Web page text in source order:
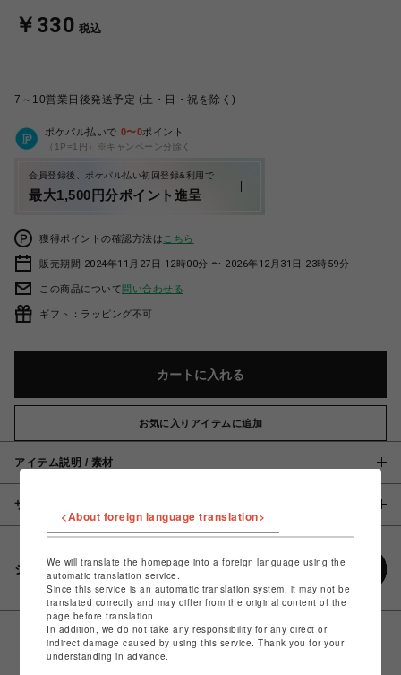
￥330 税込
7～10営業日後発送予定 (土・日・祝を除く)
ポケパル払いで 0〜0ポイント
（1P=1円）※キャンペーン分除く
会員登録後、ポケパル払い初回登録&利用で
最大1,500円分ポイント進呈
獲得ポイントの確認方法は こちら
販売期間 2024年11月27日 12時00分 〜 2026年12月31日 23時59分
この商品について問い合わせる
ギフト：ラッピング不可
カートに入れる
お気に入りアイテムに追加
アイテム説明 / 素材
サイズ
シェアする
<About foreign language translation>
We will translate the homepage into a foreign language using the
automatic translation service.
Since this service is an automatic translation system, it may not be
translated correctly and may differ from the original content of the
page before translation.
In addition, we do not take any responsibility for any direct or
indirect damage caused by using this service. Thank you for your
understanding in advance.